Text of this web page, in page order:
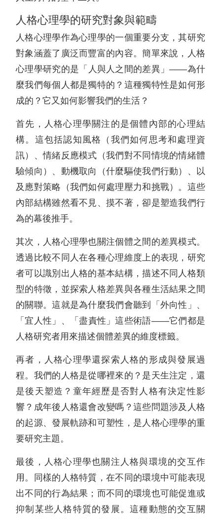
人格心理學的研究對象與範疇
人格心理學作為心理學的一個重要分支，其研究
對象涵蓋了廣泛而豐富的內容。簡單來說，人格
心理學研究的是「人與人之間的差異」——為什
麼我們每個人都是獨特的？這種獨特性是如何形
成的？它又如何影響我們的生活？
首先，人格心理學關注的是個體內部的心理結
構。這包括認知風格（我們如何思考和處理資
訊）、情緒反應模式（我們對不同情境的情緒體
驗傾向）、動機取向（什麼驅使我們行動）、以
及應對策略（我們如何處理壓力和挑戰）。這些
內部結構雖然看不見、摸不著，卻是塑造我們行
為的幕後推手。
其次，人格心理學也關注個體之間的差異模式。
透過比較不同人在各種心理維度上的表現，研究
者可以識別出人格的基本結構，描述不同人格類
型的特徵，並探索人格差異與各種生活結果之間
的關聯。這就是為什麼我們會聽到「外向性」、
「宜人性」、「盡責性」這些術語——它們都是
人格研究者用來描述個體差異的維度標籤。
再者，人格心理學還探索人格的形成與發展過
程。我們的人格是從哪裡來的？是天生注定，還
是後天塑造？童年經歷是否對人格有決定性影
響？成年後人格還會改變嗎？這些問題涉及人格
的起源、發展軌跡和可塑性，是人格心理學的重
要研究主題。
最後，人格心理學也關注人格與環境的交互作
用。同樣的人格特質，在不同的環境中可能表現
出不同的行為結果；而不同的環境也可能促進或
抑制某些人格特質的發展。這種動態的交互關